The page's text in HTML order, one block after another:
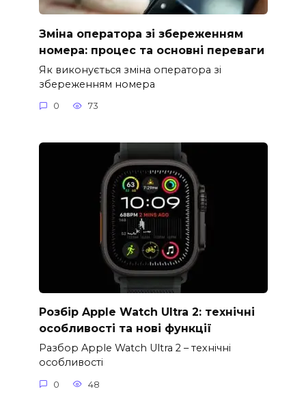
Зміна оператора зі збереженням
номера: процес та основні переваги
Як виконується зміна оператора зі
збереженням номера
0 73
Розбір Apple Watch Ultra 2: технічні
особливості та нові функції
Разбор Apple Watch Ultra 2 – технічні
особливості
0 48